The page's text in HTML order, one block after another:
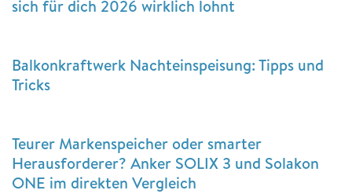
sich für dich 2026 wirklich lohnt
Balkonkraftwerk Nachteinspeisung: Tipps und
Tricks
Teurer Markenspeicher oder smarter
Herausforderer? Anker SOLIX 3 und Solakon
ONE im direkten Vergleich